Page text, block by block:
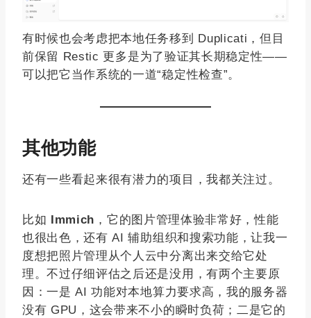
有时候也会考虑把本地任务移到 Duplicati，但目
前保留 Restic 更多是为了验证其长期稳定性——
可以把它当作系统的一道“稳定性检查”。
其他功能
还有一些看起来很有潜力的项目，我都关注过。
比如 Immich ，它的图片管理体验非常好，性能
也很出色，还有 AI 辅助组织和搜索功能，让我一
度想把照片管理从个人云中分离出来交给它处
理。不过仔细评估之后还是没用，有两个主要原
因：一是 AI 功能对本地算力要求高，我的服务器
没有 GPU，这会带来不小的瞬时负荷；二是它的